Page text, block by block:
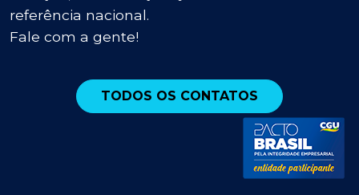
referência nacional.
Fale com a gente!
TODOS OS CONTATOS